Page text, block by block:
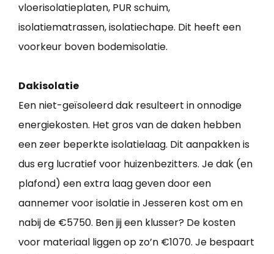
vloerisolatieplaten, PUR schuim,
isolatiematrassen, isolatiechape. Dit heeft een
voorkeur boven bodemisolatie.
Dakisolatie
Een niet-geïsoleerd dak resulteert in onnodige
energiekosten. Het gros van de daken hebben
een zeer beperkte isolatielaag. Dit aanpakken is
dus erg lucratief voor huizenbezitters. Je dak (en
plafond) een extra laag geven door een
aannemer voor isolatie in Jesseren kost om en
nabij de €5750. Ben jij een klusser? De kosten
voor materiaal liggen op zo’n €1070. Je bespaart